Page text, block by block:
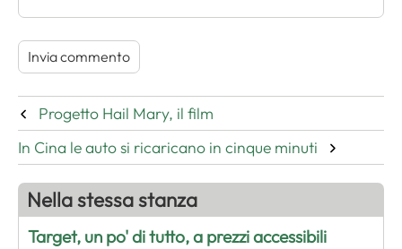
Progetto Hail Mary, il film
In Cina le auto si ricaricano in cinque minuti
Nella stessa stanza
Target, un po' di tutto, a prezzi accessibili